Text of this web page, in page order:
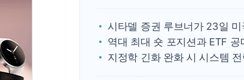
시타델 증권 루브너가 23일
역대 최대 숏 포지션과 ETF
지정학 긴화 완화 시 시스템